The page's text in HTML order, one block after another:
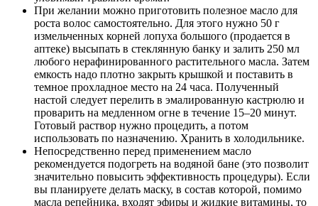
При желании можно приготовить полезное масло для
роста волос самостоятельно. Для этого нужно 50 г
измельченных корней лопуха большого (продается в
аптеке) высыпать в стеклянную банку и залить 250 мл
любого нерафинированного растительного масла. Затем
емкость надо плотно закрыть крышкой и поставить в
темное прохладное место на 24 часа. Полученный
настой следует перелить в эмалированную кастрюлю и
проварить на медленном огне в течение 15–20 минут.
Готовый раствор нужно процедить, а потом
использовать по назначению. Хранить в холодильнике.
Непосредственно перед применением масло
рекомендуется подогреть на водяной бане (это позволит
значительно повысить эффективность процедуры). Если
вы планируете делать маску, в состав которой, помимо
масла репейника, входят эфиры и жидкие витамины, то